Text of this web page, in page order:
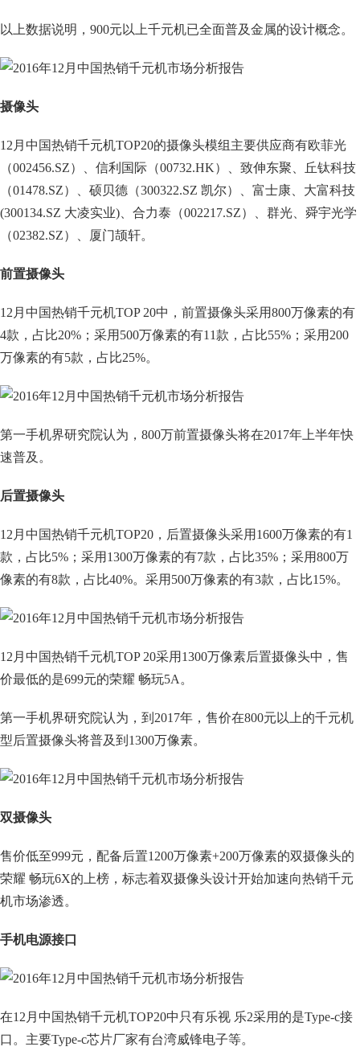
以上数据说明，900元以上千元机已全面普及金属的设计概念。
摄像头
12月中国热销千元机TOP20的摄像头模组主要供应商有欧菲光
（002456.SZ）、信利国际（00732.HK）、致伸东聚、丘钛科技
（01478.SZ）、硕贝德（300322.SZ 凯尔）、富士康、大富科技
(300134.SZ 大凌实业)、合力泰（002217.SZ）、群光、舜宇光学
（02382.SZ）、厦门颉轩。
前置摄像头
12月中国热销千元机TOP 20中，前置摄像头采用800万像素的有
4款，占比20%；采用500万像素的有11款，占比55%；采用200
万像素的有5款，占比25%。
第一手机界研究院认为，800万前置摄像头将在2017年上半年快
速普及。
后置摄像头
12月中国热销千元机TOP20，后置摄像头采用1600万像素的有1
款，占比5%；采用1300万像素的有7款，占比35%；采用800万
像素的有8款，占比40%。采用500万像素的有3款，占比15%。
12月中国热销千元机TOP 20采用1300万像素后置摄像头中，售
价最低的是699元的荣耀 畅玩5A。
第一手机界研究院认为，到2017年，售价在800元以上的千元机
型后置摄像头将普及到1300万像素。
双摄像头
售价低至999元，配备后置1200万像素+200万像素的双摄像头的
荣耀 畅玩6X的上榜，标志着双摄像头设计开始加速向热销千元
机市场渗透。
手机电源接口
在12月中国热销千元机TOP20中只有乐视 乐2采用的是Type-c接
口。主要Type-c芯片厂家有台湾威锋电子等。